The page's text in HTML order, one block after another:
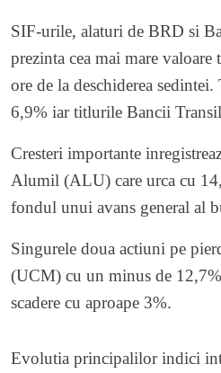
SIF-urile, alaturi de BRD si
prezinta cea mai mare valoare
ore de la deschiderea
6,9% iar titlurile Bancii
Cresteri importante
Alumil (ALU) care urca cu
fondul unui avans general al
Singurele doua actiuni pe
(UCM) cu un minus de
scadere cu aproape 3%.
Evolutia principalilor indici